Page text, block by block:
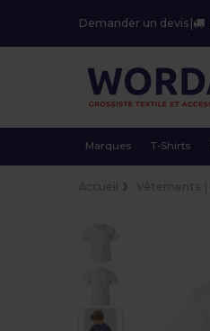
Demander un devis
Marques T-Shirts